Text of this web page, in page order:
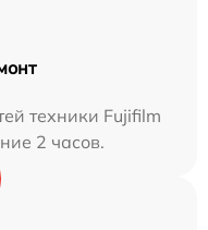
техники Fujifilm
2 часов.